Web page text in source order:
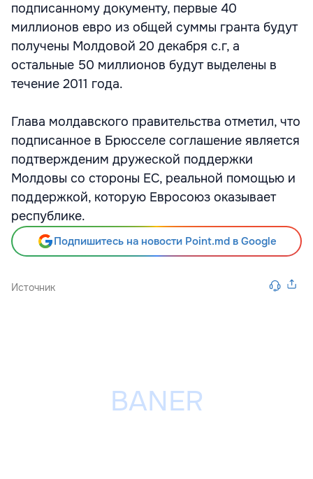
подписанному документу, первые 40
миллионов евро из общей суммы гранта будут
получены Молдовой 20 декабря с.г, а
остальные 50 миллионов будут выделены в
течение 2011 года.
Глава молдавского правительства отметил, что
подписанное в Брюсселе соглашение является
подтвержденим дружеской поддержки
Молдовы со стороны ЕС, реальной помощью и
поддержкой, которую Евросоюз оказывает
республике.
Подпишитесь на новости Point.md в Google
Источник